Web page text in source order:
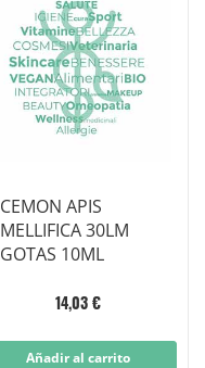
CEMON APIS
MELLIFICA 30LM
GOTAS 10ML
14,03 €
Añadir al carrito